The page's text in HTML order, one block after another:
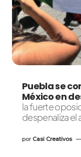
Puebla se
México en
la fuerte
despenaliza
por Casi Creativos